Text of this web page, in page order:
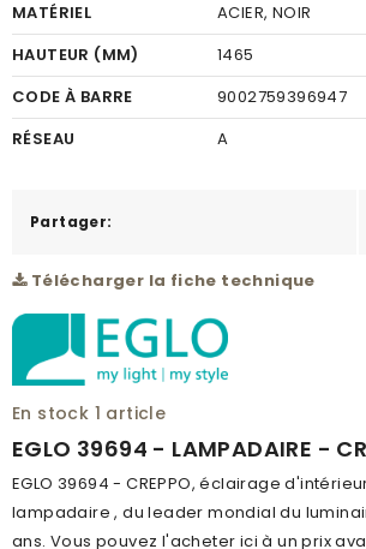
MATÉRIEL
ACIER, NOIR
HAUTEUR (MM)
1465
CODE À BARRE
9002759396947
RÉSEAU
A
Partager:
Télécharger la fiche technique
En stock 1 article
EGLO 39694 - LAMPADAIRE -
EGLO 39694 - CREPPO, éclairage
lampadaire , du leader mondial du
ans. Vous pouvez l'acheter ici à un prix